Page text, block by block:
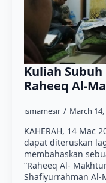
Kuliah
Raheeq Al-
ismamesir March 14,
KAHERAH, 14 Mac
dapat diteruskan
membahaskan
“Raheeq Al-
Shafiyurrahman